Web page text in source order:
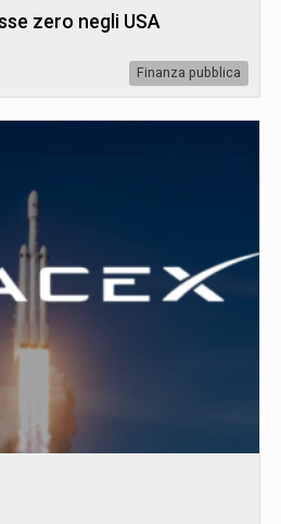
zero negli USA
Finanza pubblica